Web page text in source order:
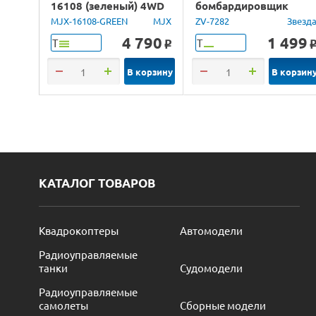
16108 (зеленый) 4WD
2.4G LED 1/16 RTR
MJX-16108-GREEN MJX
Т 4 790 o
В корзину
бомбардировщик
Юнкерс Ju-88, 1/72
ZV-7282 Звезда
Т 1 499 o
В
КАТАЛОГ ТОВАРОВ
Квадрокоптеры
Автомодели
Радиоуправляемые
танки
Судомодели
Радиоуправляемые
самолеты
Сборные модели